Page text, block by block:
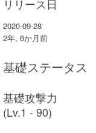
リリース日
2020-09-28
2年, 6か月前
基礎ステータス
基礎攻撃力
(Lv.1 - 90)